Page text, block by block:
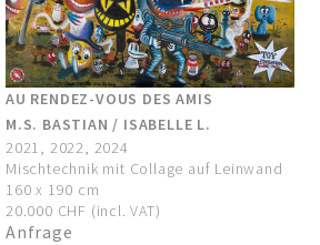
AU RENDEZ-VOUS DES AMIS
M.S. BASTIAN / ISABELLE L.
2021, 2022, 2024
Mischtechnik mit Collage auf Leinwand
160 x 190 cm
20.000 CHF (incl. VAT)
Anfrage